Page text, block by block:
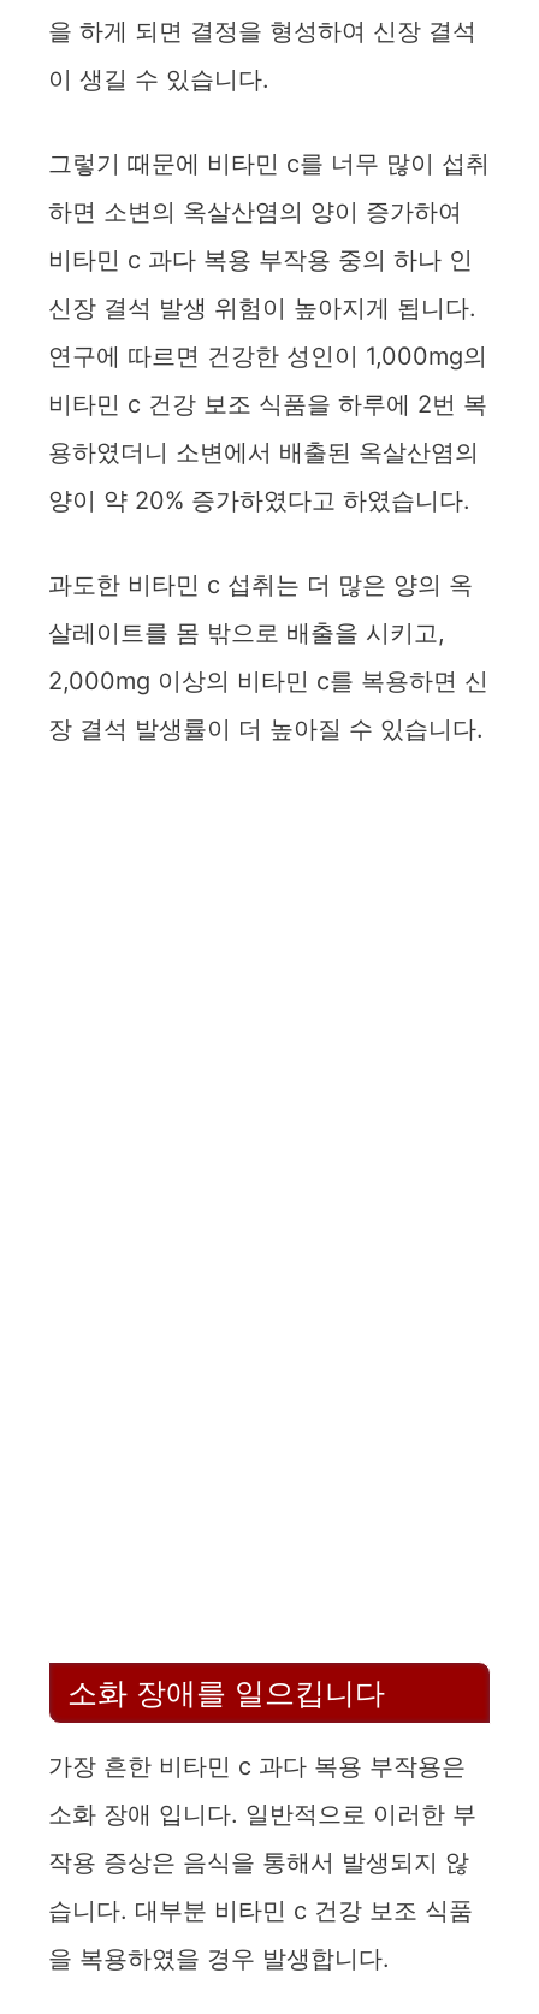
을 하게 되면 결정을 형성하여 신장 결석
이 생길 수 있습니다.
그렇기 때문에 비타민 c를 너무 많이 섭취
하면 소변의 옥살산염의 양이 증가하여
비타민 c 과다 복용 부작용 중의 하나 인
신장 결석 발생 위험이 높아지게 됩니다.
연구에 따르면 건강한 성인이 1,000mg의
비타민 c 건강 보조 식품을 하루에 2번 복
용하였더니 소변에서 배출된 옥살산염의
양이 약 20% 증가하였다고 하였습니다.
과도한 비타민 c 섭취는 더 많은 양의 옥
살레이트를 몸 밖으로 배출을 시키고,
2,000mg 이상의 비타민 c를 복용하면 신
장 결석 발생률이 더 높아질 수 있습니다.
소화 장애를 일으킵니다
가장 흔한 비타민 c 과다 복용 부작용은
소화 장애 입니다. 일반적으로 이러한 부
작용 증상은 음식을 통해서 발생되지 않
습니다. 대부분 비타민 c 건강 보조 식품
을 복용하였을 경우 발생합니다.